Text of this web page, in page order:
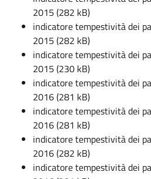
2015 (282 kB)
indicatore tempestività dei
2015 (282 kB)
indicatore tempestività dei
2015 (230 kB)
indicatore tempestività dei
2016 (281 kB)
indicatore tempestività dei
2016 (281 kB)
indicatore tempestività dei
2016 (282 kB)
indicatore tempestività dei